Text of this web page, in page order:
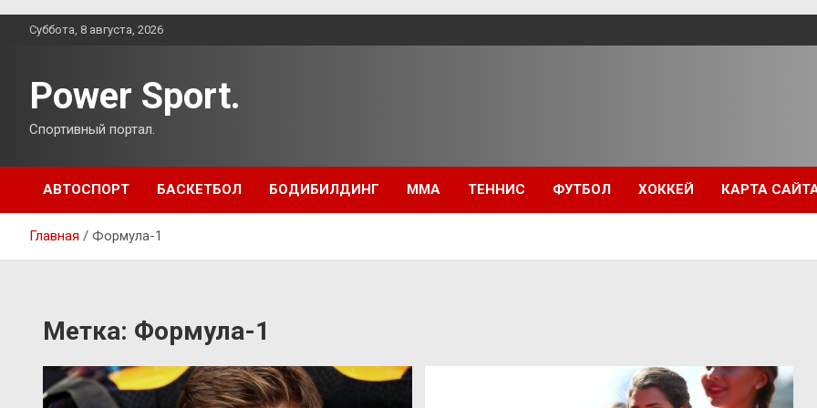
ПерейтиСуббота, 8 августа, 2026
Power Sport.
Спортивный портал.
АВТОСПОРТ БАСКЕТБОЛ БОДИБИЛДИНГ ММА ТЕННИС ФУТБОЛ ХОККЕЙ КАРТА
Главная Формула-1
Метка: Формула-1